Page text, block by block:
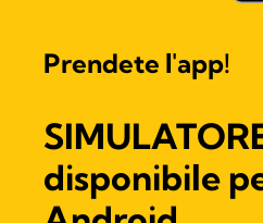
Prendete l'app!
disponibile